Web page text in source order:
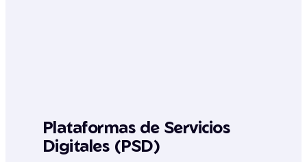
Plataformas de Servicios
Digitales (PSD)